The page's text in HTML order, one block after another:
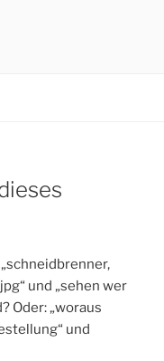
und „sehen wer
Oder: „woraus
und